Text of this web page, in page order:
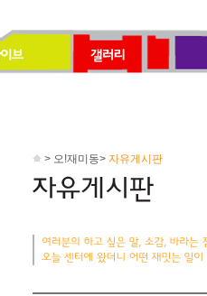
> 오!재미동> 자유게시판